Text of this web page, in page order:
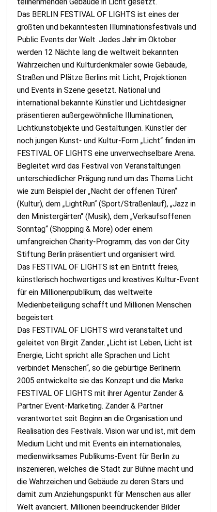
Das BERLIN FESTIVAL OF LIGHTS ist eines der
größten und bekanntesten Illuminationsfestivals und
Public Events der Welt. Jedes Jahr im Oktober
werden 12 Nächte lang die weltweit bekannten
Wahrzeichen und Kulturdenkmäler sowie Gebäude,
Straßen und Plätze Berlins mit Licht, Projektionen
und Events in Szene gesetzt. National und
international bekannte Künstler und Lichtdesigner
präsentieren außergewöhnliche Illuminationen,
Lichtkunstobjekte und Gestaltungen. Künstler der
noch jungen Kunst- und Kultur-Form „Licht“ finden im
FESTIVAL OF LIGHTS eine unverwechselbare Arena.
Begleitet wird das Festival von Veranstaltungen
unterschiedlicher Prägung rund um das Thema Licht
wie zum Beispiel der „Nacht der offenen Türen“
(Kultur), dem „LightRun“ (Sport/Straßenlauf), „Jazz in
den Ministergärten“ (Musik), dem „Verkaufsoffenen
Sonntag“ (Shopping & More) oder einem
umfangreichen Charity-Programm, das von der City
Stiftung Berlin präsentiert und organisiert wird.
Das FESTIVAL OF LIGHTS ist ein Eintritt freies,
künstlerisch hochwertiges und kreatives Kultur-Event
für ein Millionenpublikum, das weltweite
Medienbeteiligung schafft und Millionen Menschen
begeistert.
Das FESTIVAL OF LIGHTS wird veranstaltet und
geleitet von Birgit Zander. „Licht ist Leben, Licht ist
Energie, Licht spricht alle Sprachen und Licht
verbindet Menschen“, so die gebürtige Berlinerin.
2005 entwickelte sie das Konzept und die Marke
FESTIVAL OF LIGHTS mit ihrer Agentur Zander &
Partner Event-Marketing. Zander & Partner
verantwortet seit Beginn an die Organisation und
Realisation des Festivals. Vision war und ist, mit dem
Medium Licht und mit Events ein internationales,
medienwirksames Publikums-Event für Berlin zu
inszenieren, welches die Stadt zur Bühne macht und
die Wahrzeichen und Gebäude zu deren Stars und
damit zum Anziehungspunkt für Menschen aus aller
Welt avanciert. Millionen beeindruckender Bilder